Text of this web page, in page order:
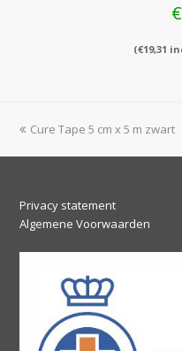
€
(€19,31
previous
Cure Tape 5 cm x 5 m zwart
Privacy statement
Algemene Voorwaarden